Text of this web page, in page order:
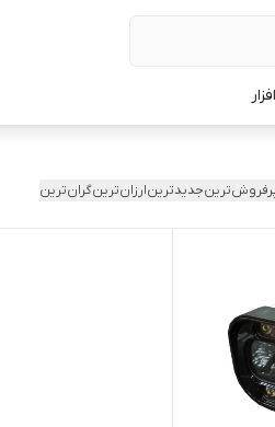
جدیدترینارزان‌ترینگران‌ترین